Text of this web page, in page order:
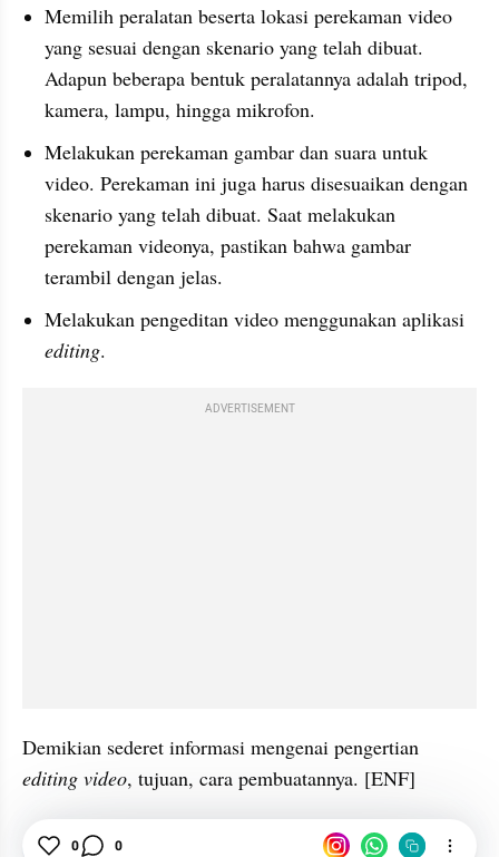
Memilih peralatan beserta lokasi perekaman video
yang sesuai dengan skenario yang telah dibuat.
Adapun beberapa bentuk peralatannya adalah tripod,
kamera, lampu, hingga mikrofon.
Melakukan perekaman gambar dan suara untuk
video. Perekaman ini juga harus disesuaikan dengan
skenario yang telah dibuat. Saat melakukan
perekaman videonya, pastikan bahwa gambar
terambil dengan jelas.
editing.
ADVERTISEMENT
editing video, tujuan, cara pembuatannya. [ENF]
Video Gambar
0 0